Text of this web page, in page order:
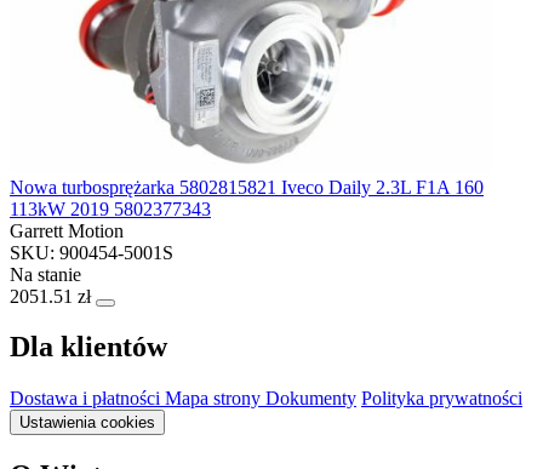
Nowa turbosprężarka 5802815821 Iveco Daily 2.3L F1A 160
113kW 2019 5802377343
Garrett Motion
SKU: 900454-5001S
Na stanie
2051.51 zł
Dla klientów
Dostawa i płatności Mapa strony Dokumenty Polityka prywatności
Ustawienia cookies